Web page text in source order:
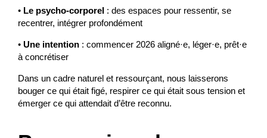
•Le psycho-corporel: des espaces pour ressentir, se
recentrer, intégrer profondément
• Une intention : commencer 2026 aligné·e, léger·e, prêt·e
à concrétiser
Dans un cadre naturel et ressourçant, nous laisserons
bouger ce qui était figé, respirer ce qui était sous tension et
émerger ce qui attendait d’être reconnu.